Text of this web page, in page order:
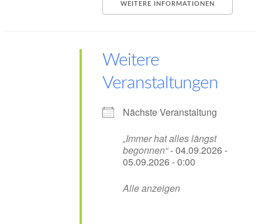
WEITERE INFORMATIONEN
Weitere
Veranstaltungen
Nächste Veranstaltung
„Immer hat alles längst
begonnen“- 04.09.2026 -
05.09.2026 - 0:00
Alle anzeigen